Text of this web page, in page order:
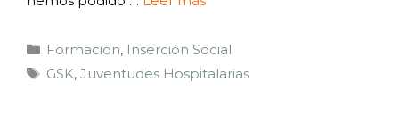
Formación, Inserción Social
GSK, Juventudes Hospitalarias